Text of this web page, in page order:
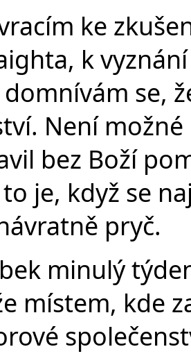
ke
k
se,
Není
bez Boží
je, když se
pryč.
minulý
místem, kde